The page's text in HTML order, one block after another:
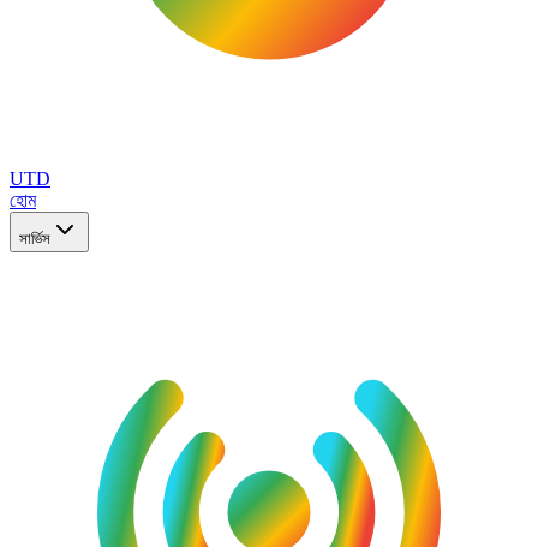
UTD
হোম
সার্ভিস